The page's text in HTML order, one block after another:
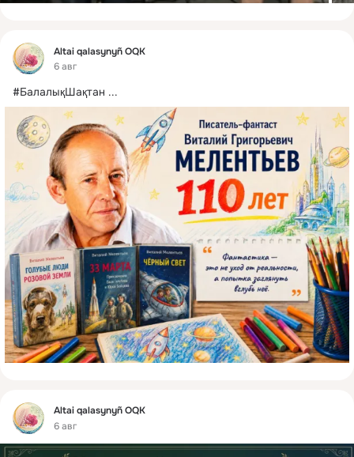
Фид
Altai qalasynyñ OQK
6 авг
#БалалықШақтан ...
Фид
Altai qalasynyñ OQK
6 авг